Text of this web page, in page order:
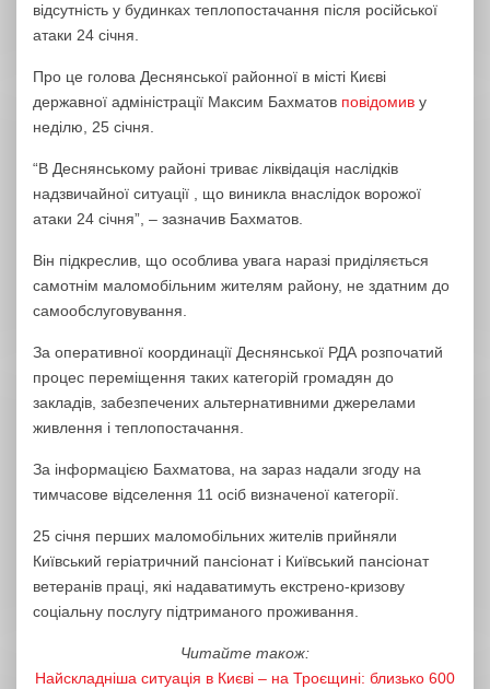
відсутність у будинках теплопостачання після російської
атаки 24 січня.
Про це голова Деснянської районної в місті Києві
державної адміністрації Максим Бахматов повідомив у
неділю, 25 січня.
“В Деснянському районі триває ліквідація наслідків
надзвичайної ситуації , що виникла внаслідок ворожої
атаки 24 січня”, – зазначив Бахматов.
Він підкреслив, що особлива увага наразі приділяється
самотнім маломобільним жителям району, не здатним до
самообслуговування.
За оперативної координації Деснянської РДА розпочатий
процес переміщення таких категорій громадян до
закладів, забезпечених альтернативними джерелами
живлення і теплопостачання.
За інформацією Бахматова, на зараз надали згоду на
тимчасове відселення 11 осіб визначеної категорії.
25 січня перших маломобільних жителів прийняли
Київський геріатричний пансіонат і Київський пансіонат
ветеранів праці, які надаватимуть екстрено-кризову
соціальну послугу підтриманого проживання.
Читайте також:
Найскладніша ситуація в Києві – на Троєщині: близько 600